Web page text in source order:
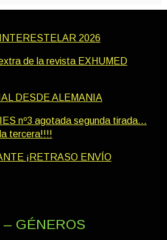
2026
de la revista EXHUMED
DESDE ALEMANIA
nº3 agotada segunda tirada…
tercera!!!!
¡RETRASO ENVÍO
GÉNEROS